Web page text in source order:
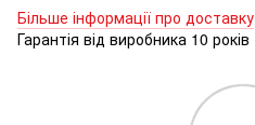
Більше інформації про доставку
Гарантія від виробника 10 років